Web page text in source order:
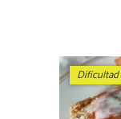
Dificultad